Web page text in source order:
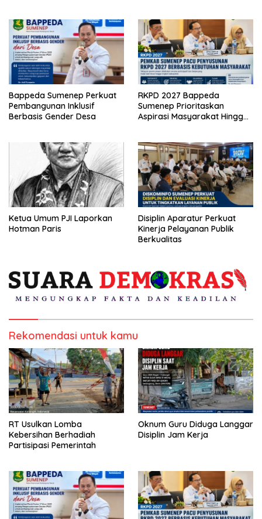
Bappeda Sumenep Perkuat
Pembangunan Inklusif
Berbasis Gender Desa
RKPD 2027 Bappeda
Sumenep Prioritaskan
Aspirasi Masyarakat Hingga
Ketua Umum PJI Laporkan
Hotman Paris
Disiplin Aparatur Perkuat
Kinerja Pelayanan Publik
Berkualitas
Rekomendasi untuk kamu
RT Usulkan Lomba
Kebersihan Berhadiah
Partisipasi Pemerintah
Oknum Guru Diduga Langgar
Disiplin Jam Kerja